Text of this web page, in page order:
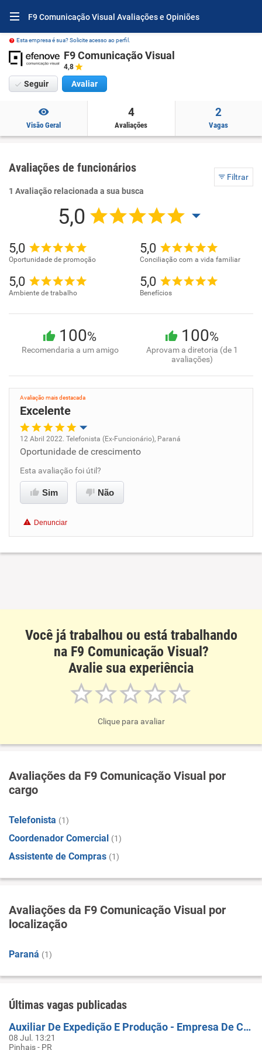
F9 Comunicação Visual Avaliações e Opiniões
Esta empresa é sua? Solicite acesso ao perfil.
F9 Comunicação Visual
4,8
Seguir Avaliar
Visão Geral
4
Avaliações
2
Vagas
Avaliações de funcionários
Filtrar
1 Avaliação relacionada a sua busca
5,0
5,0
Oportunidade de promoção
5,0
Conciliação com a vida familiar
5,0
Ambiente de trabalho
5,0
Benefícios
100%
Recomendaria a um amigo
100%
Aprovam a diretoria (de 1
avaliações)
Avaliação mais destacada
Excelente
Oportunidade de promoção
Ambiente de trabalho
Benefícios
12 Abril 2022. Telefonista (Ex-Funcionário), Paraná
Oportunidade de crescimento
Esta avaliação foi útil?
Sim Não
Denunciar
Você já trabalhou ou está trabalhando
na F9 Comunicação Visual?
Avalie sua experiência
Clique para avaliar
Avaliações da F9 Comunicação Visual por
cargo
Telefonista (1)
Coordenador Comercial (1)
Assistente de Compras (1)
Avaliações da F9 Comunicação Visual por
localização
Paraná (1)
Últimas vagas publicadas
Auxiliar De Expedição E Produção - Empresa De Comunicação Visual
08 Jul. 13:21
Pinhais - PR